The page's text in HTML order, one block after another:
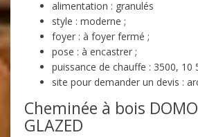
alimentation : granulés
style : moderne ;
foyer : à foyer fermé ;
pose : à encastrer ;
puissance de chauffe : 3500, 10
site pour demander un devis :
Cheminée à bois
GLAZED